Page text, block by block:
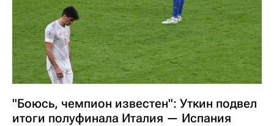
"Боюсь, чемпион известен": Уткин подвел
итоги полуфинала Италия — Испания